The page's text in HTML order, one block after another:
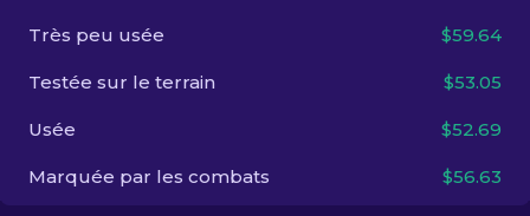
FR
Très peu usée $59.64
Testée sur le terrain $53.05
Usée $52.69
Marquée par les combats $56.63